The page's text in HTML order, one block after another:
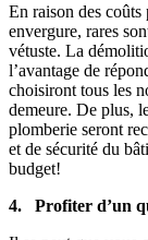
En raison des
envergure, rares
vétuste. La
l’avantage de
choisiront tous les
demeure. De plus,
plomberie seront
et de sécurité du
budget!
4. Profiter d’un